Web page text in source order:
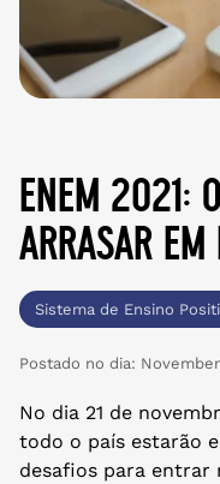
enem
arrasar
Sistema de Ensino
Postado no dia: November
No dia 21 de
todo o país estarão
desafios para entrar